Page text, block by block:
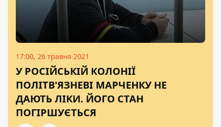
17:00, 26 травня 2021
У РОСІЙСЬКІЙ КОЛОНІЇ
ПОЛІТВ'ЯЗНЕВІ МАРЧЕНКУ НЕ
ДАЮТЬ ЛІКИ. ЙОГО СТАН
ПОГІРШУЄТЬСЯ